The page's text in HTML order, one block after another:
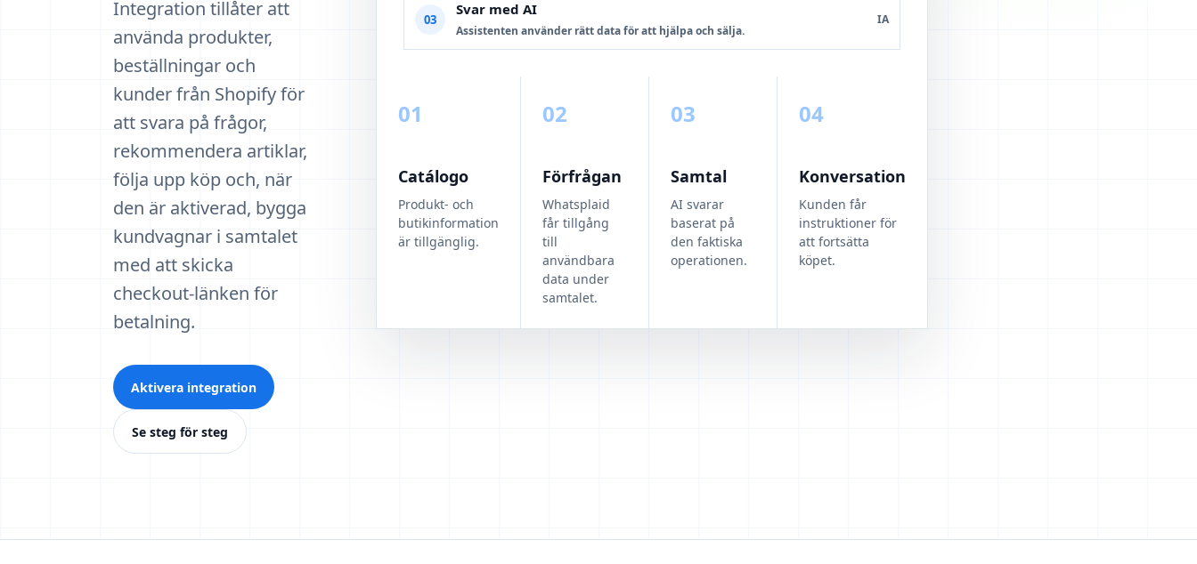
Integration tillåter att
använda produkter,
beställningar och
kunder från Shopify för
att svara på frågor,
rekommendera artiklar,
följa upp köp och, när
den är aktiverad, bygga
kundvagnar i samtalet
med att skicka
checkout-länken för
betalning.
Aktivera integration
Se steg för steg
03
Svar med AI
Assistenten använder rätt data för att hjälpa och sälja.
IA
01
Catálogo
Produkt- och
butikinformation
är tillgänglig.
02
Förfrågan
Whatsplaid
får tillgång
till
användbara
data under
samtalet.
03
Samtal
AI svarar
baserat på
den faktiska
operationen.
04
Konversation
Kunden får
instruktioner för
att fortsätta
köpet.